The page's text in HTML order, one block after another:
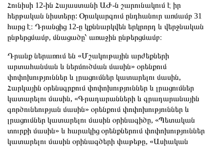
Հունիսի 12-ին Հայաստանի ԱԺ-ն շարունակում է իր
հերթական նիստերը: Օրակարգում ընդհանուր առմամբ 31
հարց է։ Դրանցից 12-ը կքննարկվեն երկրորդ և վերջնական
ընթերցմամբ, մնացածը՝ առաջին ընթերցմամբ։
Դրանք ներառում են «Մշակութային արժեքների
արտահանման և ներմուծման մասին» օրենքում
փոփոխություններ և լրացումներ կատարելու մասին,
Հարկային օրենսգրքում փոփոխություններ և լրացումներ
կատարելու մասին, «Գրադարանների և գրադարանային
գործունեության մասին» օրենքում փոփոխություններ և
լրացումներ կատարելու մասին օրինագիծը, «Պետական
տուրքի մասին» և հարակից օրենքներում փոփոխություններ
կատարելու մասին օրինագծերի փաթեթը, «Ասիական